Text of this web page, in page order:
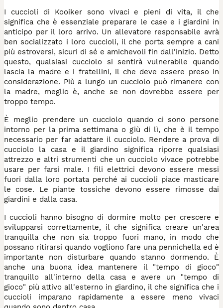
I cuccioli di Kooiker sono vivaci e pieni di vita, il che
significa che è essenziale preparare le case e i giardini in
anticipo per il loro arrivo. Un allevatore responsabile avrà
ben socializzato i loro cuccioli, il che porta sempre a cani
più estroversi, sicuri di sé e amichevoli fin dall'inizio. Detto
questo, qualsiasi cucciolo si sentirà vulnerabile quando
lascia la madre e i fratellini, il che deve essere preso in
considerazione. Più a lungo un cucciolo può rimanere con
la madre, meglio è, anche se non dovrebbe essere per
troppo tempo.
È meglio prendere un cucciolo quando ci sono persone
intorno per la prima settimana o giù di lì, che è il tempo
necessario per far adattare il cucciolo. Rendere a prova di
cucciolo la casa e il giardino significa riporre qualsiasi
attrezzo e altri strumenti che un cucciolo vivace potrebbe
usare per farsi male. I fili elettrici devono essere messi
fuori dalla loro portata perché ai cuccioli piace masticare
le cose. Le piante tossiche devono essere rimosse dai
giardini e dalla casa.
I cuccioli hanno bisogno di dormire molto per crescere e
svilupparsi correttamente, il che significa creare un'area
tranquilla che non sia troppo fuori mano, in modo che
possano ritirarsi quando vogliono fare una pennichella ed è
importante non disturbare quando stanno dormendo. È
anche una buona idea mantenere il "tempo di gioco"
tranquillo all'interno della casa e avere un "tempo di
gioco" più attivo all'esterno in giardino, il che significa che i
cuccioli imparano rapidamente a essere meno vivaci